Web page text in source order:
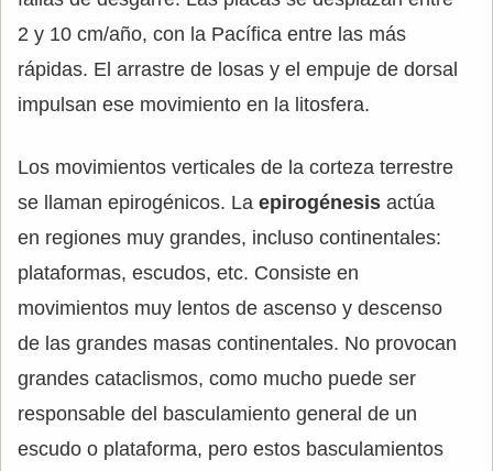
2 y 10 cm/año, con la Pacífica entre las más
rápidas. El arrastre de losas y el empuje de dorsal
impulsan ese movimiento en la litosfera.
Los movimientos verticales de la corteza terrestre
se llaman epirogénicos. La epirogénesis actúa
en regiones muy grandes, incluso continentales:
plataformas, escudos, etc. Consiste en
movimientos muy lentos de ascenso y descenso
de las grandes masas continentales. No provocan
grandes cataclismos, como mucho puede ser
responsable del basculamiento general de un
escudo o plataforma, pero estos basculamientos